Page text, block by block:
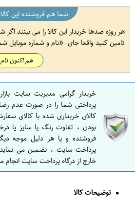
شما هم فروشنده این
هر روزه صدها خریدار این کالا را می بینند اگر
تامین کنید واقعا جای
نام و شماره موبایل
هم اکنون نام
خریدار گرامی مدیریت سایت
پرداختی شما را در صورت عدم
کالای خریداری شده با کالای
بودن ، تفاوت رنگ یا سایز یا
فروشنده و یا هر دلیل موجه
پرداخت سایت ، تضمین می
خارج از درگاه پرداخت سایت انجام
توضیحات کالا